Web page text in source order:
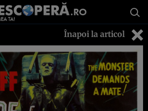
Înapoi la articol